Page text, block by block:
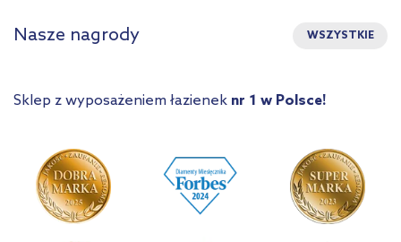
Nasze nagrody WSZYSTKIE
Sklep z wyposażeniem łazienek nr 1 w Polsce!